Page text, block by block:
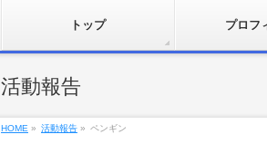
トップ プロフ
活動報告
HOME » 活動報告 » ペンギン